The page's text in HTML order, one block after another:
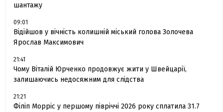
шантажу
09:01
Відійшов у вічність колишній міський голова Золочева
Ярослав Максимович
21:41
Чому Віталій Юрченко продовжує жити у Швейцарії,
залишаючись недосяжним для слідства
21:21
Філіп Морріс у першому півріччі 2026 року сплатила 31.7